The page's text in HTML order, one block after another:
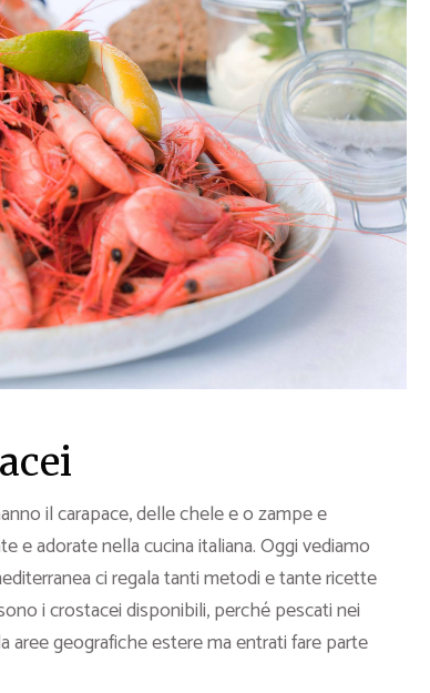
Video Ricette
Ricette per Ingrediente
il carapace, delle chele e o zampe e
e adorate nella cucina italiana. Oggi vediamo
ci regala tanti metodi e tante ricette
i crostacei disponibili, perché pescati nei
aree geografiche estere ma entrati fare parte